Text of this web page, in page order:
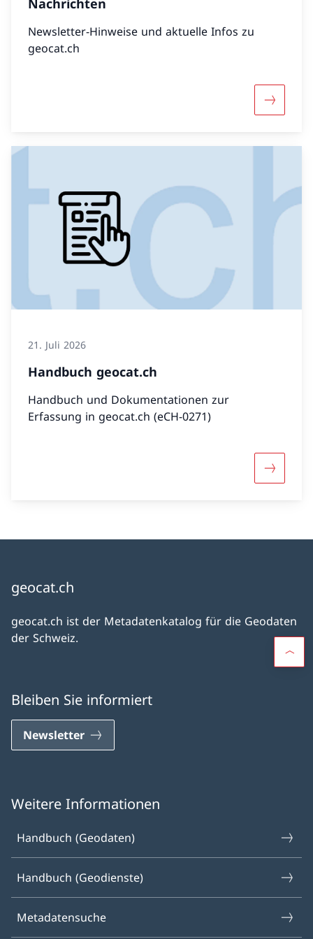
Nachrichten
Newsletter-Hinweise und aktuelle Infos zu
geocat.ch
Mehr
21. Juli 2026
Handbuch geocat.ch
Handbuch und Dokumentationen zur
Erfassung in geocat.ch (eCH-0271)
Mehr
geocat.ch
geocat.ch ist der Metadatenkatalog für die Geodaten
der Schweiz.
Bleiben Sie informiert
Newsletter
Weitere Informationen
Handbuch (Geodaten)
Handbuch (Geodienste)
Metadatensuche